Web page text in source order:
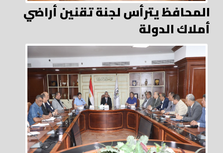
المحافظ يترأس لجنة تقنين أراضي
أملاك الدولة